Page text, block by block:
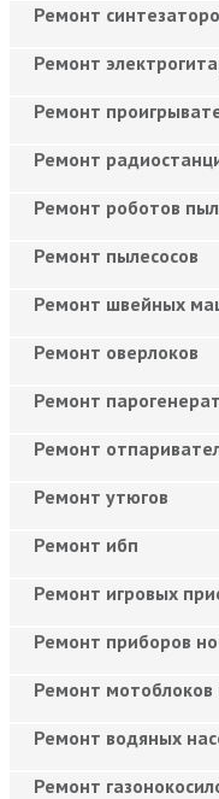
Ремонт
Ремонт
Ремонт
Ремонт
Ремонт роботов
Ремонт пылесосов
Ремонт швейных
Ремонт оверлоков
Ремонт
Ремонт
Ремонт утюгов
Ремонт ибп
Ремонт игровых
Ремонт приборов
Ремонт мотоблоков
Ремонт водяных
Ремонт